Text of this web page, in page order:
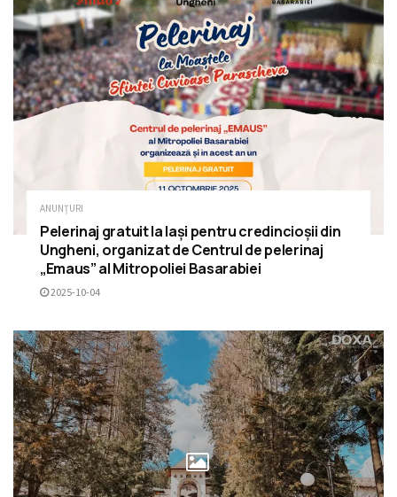
ANUNȚURI
Pelerinaj gratuit la Iași pentru credincioșii din
Ungheni, organizat de Centrul de pelerinaj
„Emaus” al Mitropoliei Basarabiei
2025-10-04